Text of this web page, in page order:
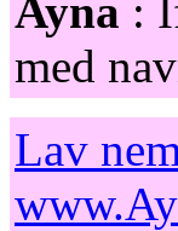
Ayna :
med
Lav